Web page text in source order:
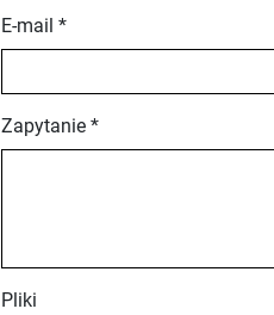
E-mail *
Zapytanie *
Pliki